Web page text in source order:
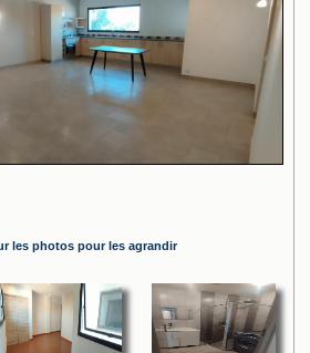
les photos pour les agrandir